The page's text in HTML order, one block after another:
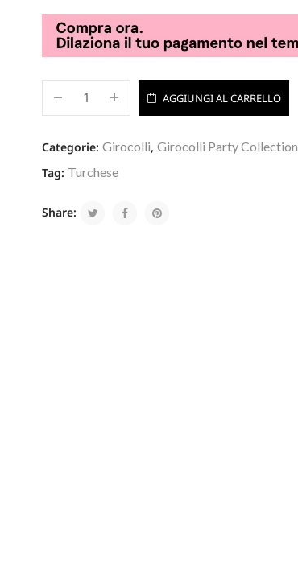
AGGIUNGI AL CARRELLO
Categorie:Girocolli,Girocolli Party Collection
Tag: Turchese
Share: